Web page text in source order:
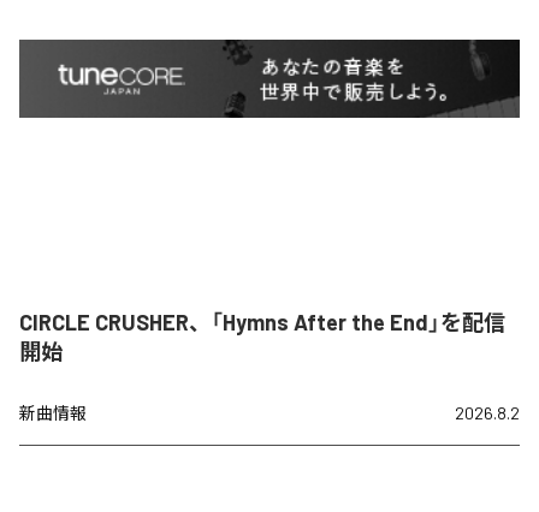
CIRCLE CRUSHER、「Hymns After the End」を配信
開始
新曲情報 2026.8.2